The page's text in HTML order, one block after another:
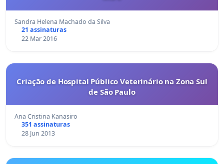
Sandra Helena Machado da Silva
21 assinaturas
22 Mar 2016
Criação de Hospital Público Veterinário na Zona Sul
de São Paulo
Ana Cristina Kanasiro
351 assinaturas
28 Jun 2013